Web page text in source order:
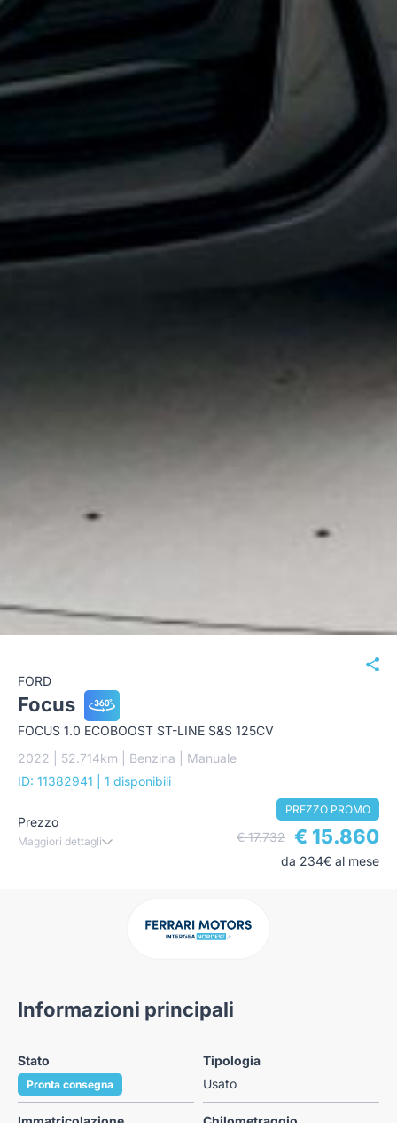
FORD
Focus
FOCUS 1.0 ECOBOOST ST-LINE S&S 125CV
2022 | 52.714km | Benzina | Manuale
ID: 11382941
| 1 disponibili
Prezzo
Maggiori dettagli
PREZZO PROMO
€ 17.732 € 15.860
da 234€ al mese
Informazioni principali
Stato
Pronta consegna
Tipologia
Usato